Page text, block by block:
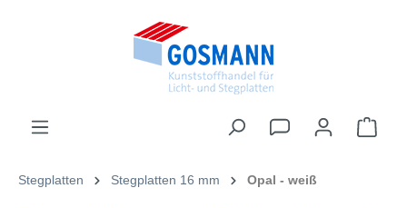
Stegplatten Stegplatten 16 mm Opal - weiß